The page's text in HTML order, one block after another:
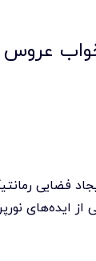
فضایی
ایده‌های